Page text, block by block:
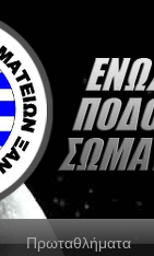
Πρωταθλήματα